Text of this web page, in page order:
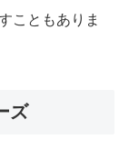
こともありま
ズ